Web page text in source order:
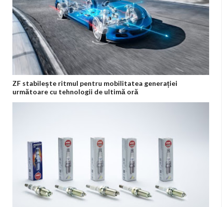
ZF stabilește ritmul pentru mobilitatea generației
următoare cu tehnologii de ultimă oră